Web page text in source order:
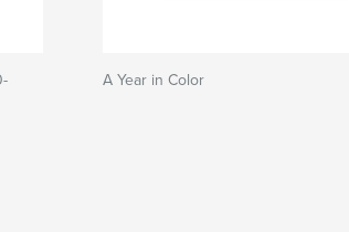
A Year in Color